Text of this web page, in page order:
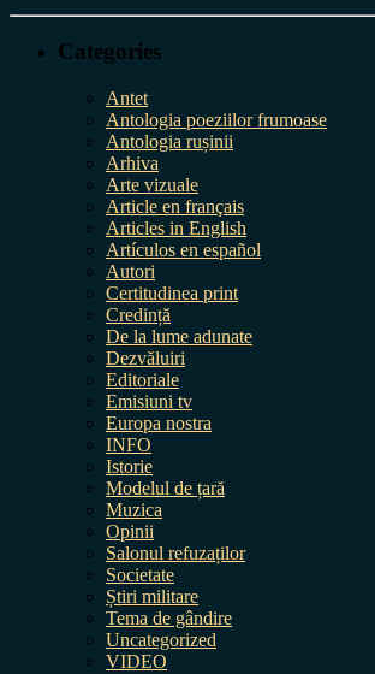
Categories
Antet
Antologia poeziilor frumoase
Antologia rușinii
Arhiva
Arte vizuale
Article en français
Articles in English
Artículos en español
Autori
Certitudinea print
Credință
De la lume adunate
Dezvăluiri
Editoriale
Emisiuni tv
Europa nostra
INFO
Istorie
Modelul de țară
Muzica
Opinii
Salonul refuzaților
Societate
Știri militare
Tema de gândire
Uncategorized
VIDEO